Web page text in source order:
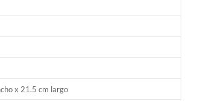
x 21.5 cm largo